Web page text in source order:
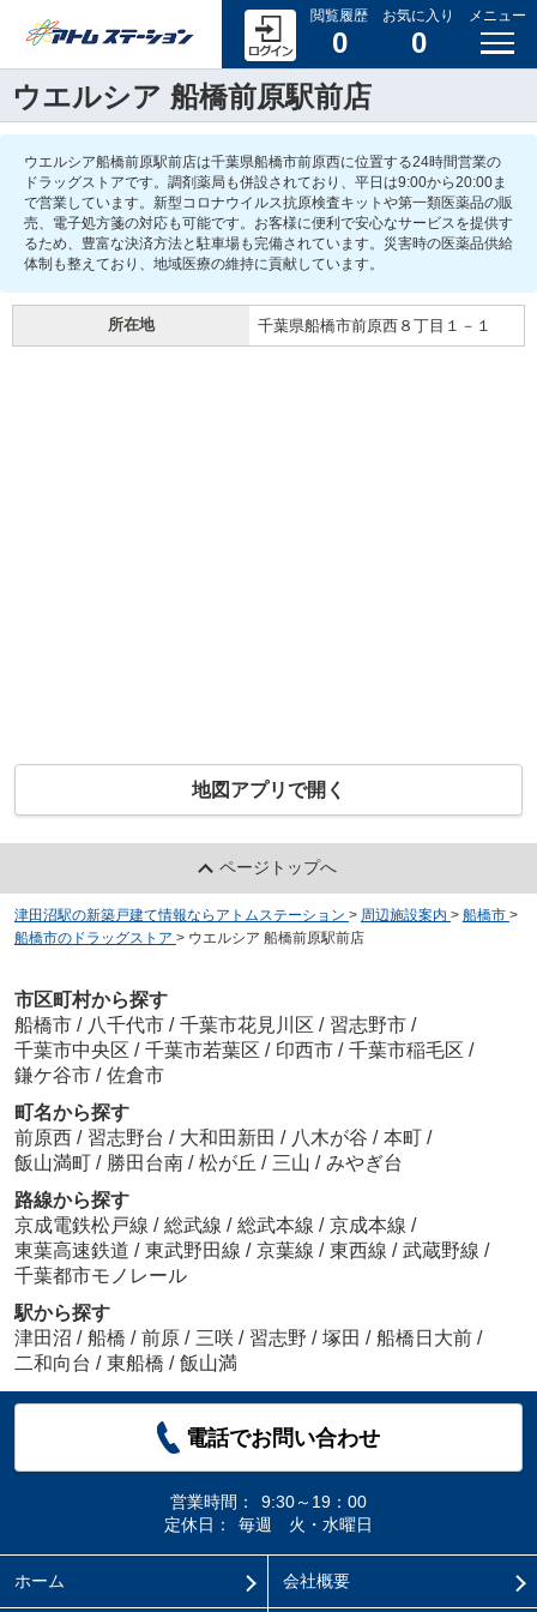
閲覧履歴
0
お気に入り
0
メニュー
ウエルシア 船橋前原駅前店
ウエルシア船橋前原駅前店は千葉県船橋市前原西に位置する24時間営業の
ドラッグストアです。調剤薬局も併設されており、平日は9:00から20:00ま
で営業しています。新型コロナウイルス抗原検査キットや第一類医薬品の販
売、電子処方箋の対応も可能です。お客様に便利で安心なサービスを提供す
るため、豊富な決済方法と駐車場も完備されています。災害時の医薬品供給
体制も整えており、地域医療の維持に貢献しています。
所在地 千葉県船橋市前原西８丁目１－１
地図アプリで開く
ページトップへ
津田沼駅の新築戸建て情報ならアトムステーション > 周辺施設案内 > 船橋市 >
船橋市のドラッグストア > ウエルシア 船橋前原駅前店
市区町村から探す
船橋市 / 八千代市 / 千葉市花見川区 / 習志野市 /
千葉市中央区 / 千葉市若葉区 / 印西市 / 千葉市稲毛区 /
鎌ケ谷市 / 佐倉市
町名から探す
前原西 / 習志野台 / 大和田新田 / 八木が谷 / 本町 /
飯山満町 / 勝田台南 / 松が丘 / 三山 / みやぎ台
路線から探す
京成電鉄松戸線 / 総武線 / 総武本線 / 京成本線 /
東葉高速鉄道 / 東武野田線 / 京葉線 / 東西線 / 武蔵野線 /
千葉都市モノレール
駅から探す
津田沼 / 船橋 / 前原 / 三咲 / 習志野 / 塚田 / 船橋日大前 /
二和向台 / 東船橋 / 飯山満
電話でお問い合わせ
営業時間：
9:30～19：00
定休日：
毎週 火・水曜日
ホーム 会社概要